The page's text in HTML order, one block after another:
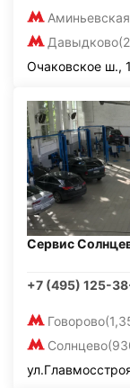
Аминьевская
Давыдково
Очаковское ш.,
Сервис
+7 (495) 125-
Говорово
Солнцево